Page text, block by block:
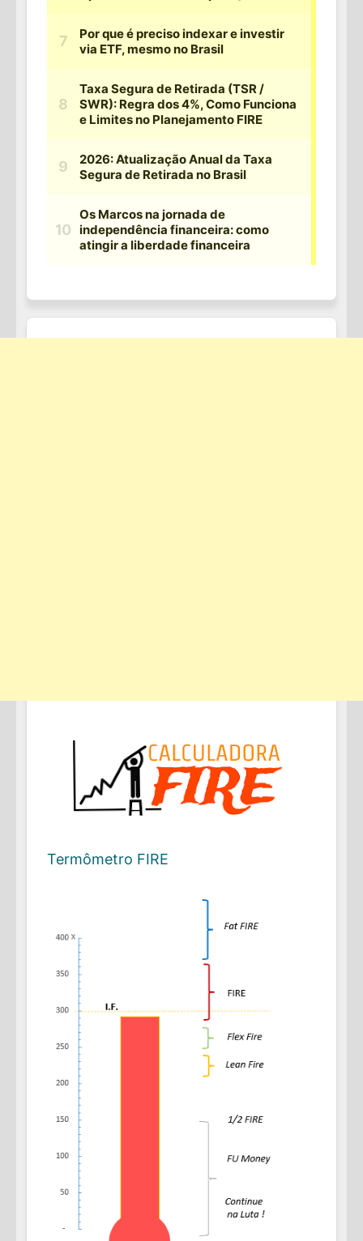
Termômetro FIRE